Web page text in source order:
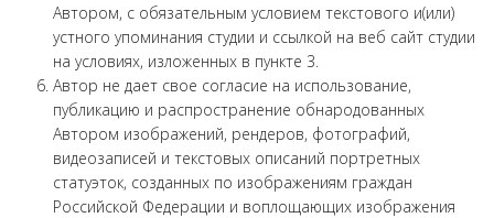
Автором, с обязательным условием текстового и(или)
устного упоминания студии и ссылкой на веб сайт студии
на условиях, изложенных в пункте 3.
Автор не дает свое согласие на использование,
публикацию и распространение обнародованных
Автором изображений, рендеров, фотографий,
видеозаписей и текстовых описаний портретных
статуэток, созданных по изображениям граждан
Российской Федерации и воплощающих изображения